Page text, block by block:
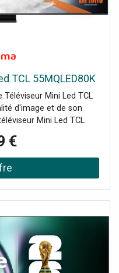
TCL 55MQLED80K
Mini Led TCL
d'image et de son
Mini Led TCL
immersive</strong>.
QLED, il offre des noirs
élevé, garantissant une
une taille d'écran de
dans n'importe quel
et d'élégance
ce soit pour regarder
sportifs, il répond
à domicile.
€